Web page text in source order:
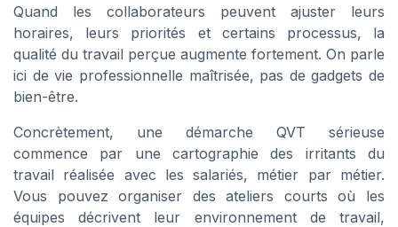
Quand les collaborateurs peuvent ajuster leurs
horaires, leurs priorités et certains processus, la
qualité du travail perçue augmente fortement. On parle
ici de vie professionnelle maîtrisée, pas de gadgets de
bien-être.
Concrètement, une démarche QVT sérieuse
commence par une cartographie des irritants du
travail réalisée avec les salariés, métier par métier.
Vous pouvez organiser des ateliers courts où les
équipes décrivent leur environnement de travail,